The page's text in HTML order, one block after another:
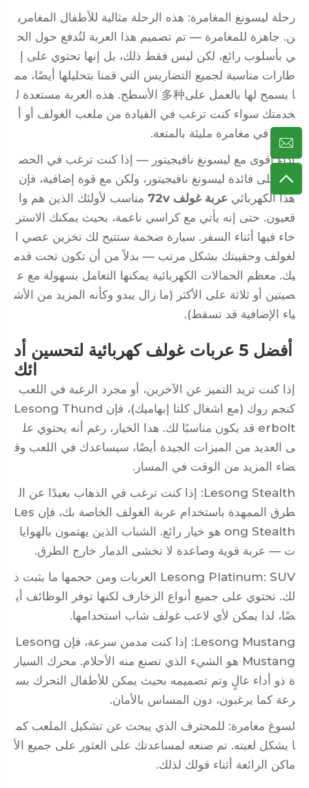
رحلة ليسونغ المغامرة: هذه الرحلة مثالية للأطفال المغامري
ن. جاهزة للمغامرة — تم تصميم هذا العربة لتُدفع حول الح
ي بأسلوب رائع، لكن ليس فقط ذلك، بل إنها تحتوي على إ
طارات مناسبة لجميع التضاريس التي قمنا بتحليلها أيضًا، مم
ا يسمح لها بالعمل على多种 الأسطح. هذه العربة مستعدة ل
خدمتك سواء كنت ترغب في القيادة من ملعب الغولف أو أ
خذها في مغامرة مليئة بالمتعة.
أداء أقوى مع ليسونغ نافيجيتور — إذا كنت ترغب في الحص
ول على فائدة ليسونغ نافيجيتور، ولكن مع قوة إضافية، فإن
هذا الكهربائي عربة غولف 72v
مناسب لأولئك الذين هم وا
قعيون. حتى إنه يأتي مع كراسي ناعمة، بحيث يمكنك الاستر
خاء فيها أثناء السفر. سيارة ضخمة ستتيح لك تخزين عصي ا
لغولف وحقيبتك بشكل مرتب — بدلاً من أن تكون تحت قدم
يك. معظم الحمالات الكهربائية يمكنها التعامل بسهولة مع ع
صيتين أو ثلاثة على الأكثر (ما زال يبدو وكأنه المزيد من الأش
ياء الإضافية قد تسقط).
أفضل 5 عربات غولف كهربائية لتحسين أد
ائك
إذا كنت تريد التميز عن الآخرين، أو مجرد الرغبة في اللعب
كنجم روك (مع اشغال كلتا إبهاميك)، فإن Lesong Thund
erbolt قد يكون مناسبًا لك. هذا الخيار، رغم أنه يحتوي عل
ى العديد من الميزات الجيدة أيضًا، سيساعدك في اللعب وق
ضاء المزيد من الوقت في المسار.
Lesong Stealth: إذا كنت ترغب في الذهاب بعيدًا عن ال
طرق الممهدة باستخدام عربة الغولف الخاصة بك، فإن Les
ong Stealth هو خيار رائع. الشباب الذين يهتمون بالهوايا
ت — عربة قوية وصاعدة لا تخشى الدمار خارج الطرق.
Lesong Platinum: SUV العربات ومن حجمها ما يثبت ذ
لك. تحتوي على جميع أنواع الزخارف لكنها توفر الوظائف أي
ضًا، لذا يمكن لأي لاعب غولف شاب استخدامها.
Lesong Mustang: إذا كنت مدمن سرعة، فإن Lesong
Mustang هو الشيء الذي تصنع منه الأحلام. محرك السيار
ة ذو أداء عالٍ وتم تصميمه بحيث يمكن للأطفال التحرك بس
رعة كما يرغبون، دون المساس بالأمان.
لسوغ مغامرة: للمحترف الذي يبحث عن تشكيل الملعب كم
ا يشكل لعبته. تم صنعه لمساعدتك على العثور على جميع الأ
ماكن الرائعة أثناء قولك لذلك.